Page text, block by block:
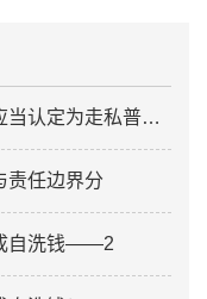
为走私普通货物罪
责任边界分
自洗钱——2